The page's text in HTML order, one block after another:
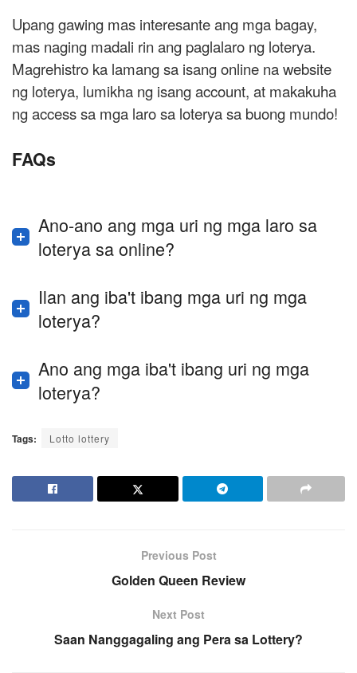
Upang gawing mas interesante ang mga bagay,
mas naging madali rin ang paglalaro ng loterya.
Magrehistro ka lamang sa isang online na website
ng loterya, lumikha ng isang account, at makakuha
ng access sa mga laro sa loterya sa buong mundo!
FAQs
Ano-ano ang mga uri ng mga laro sa
loterya sa online?
Ilan ang iba't ibang mga uri ng mga
loterya?
Ano ang mga iba't ibang uri ng mga
loterya?
Tags: Lotto lottery
Previous Post
Golden Queen Review
Next Post
Saan Nanggagaling ang Pera sa Lottery?